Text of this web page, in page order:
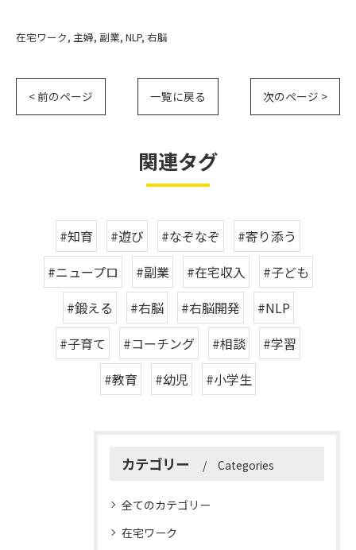
在宅ワーク 主婦 副業 NLP 右脳
< 前のページ 一覧に戻る 次のページ >
関連タグ
#知育 #遊び #なぞなぞ
#寄り添う
#ニュープロ
#副業 #在宅収入
#子ども
#鍛える
#右脳 #右脳開発
#NLP
#子育て
#コーチング #相談
#学習
#教育
#幼児 #小学生
カテゴリー Categories
全てのカテゴリー
在宅ワーク